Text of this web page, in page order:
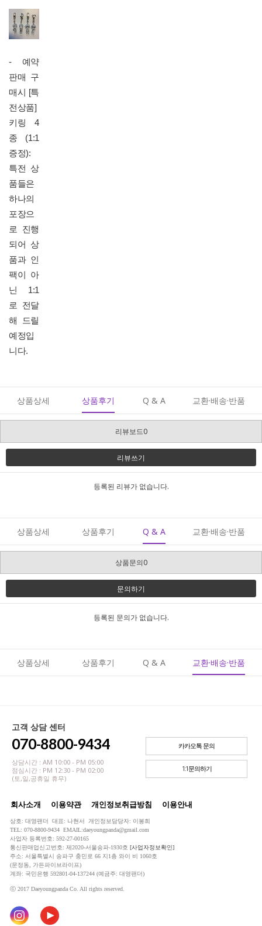
- 예약
판매 구
매시 [특
전상품]
키링 4
종 (1:1
증정):
특전 상
품들은
하나의
포장으
로 진행
되어 상
품과 인
팩이 아
닌 1:1
로 전달
해 드릴
예정입
니다.
상품상세 상품후기 Q & A 교환·배송·반품
리뷰보드0
리뷰쓰기
등록된 리뷰가 없습니다.
상품상세 상품후기 Q & A 교환·배송·반품
상품문의0
문의하기
등록된 문의가 없습니다.
상품상세 상품후기 Q & A 교환·배송·반품
고객 상담 센터
070-8800-9434
상담시간 : AM 10:00 - PM 05:00
점심시간 : PM 12:30 - PM 02:00
(토,일,공휴일 휴무)
카카오톡 문의
1:1문의하기
회사소개 이용약관 개인정보취급방침 이용안내
상호: 대영팬더 대표: 나현서 개인정보담당자: 이봉희
TEL: 070-8800-9434 EMAIL:daeyoungpanda@gmail.com
사업자 등록번호: 592-27-00165
통신판매업신고번호: 제2020-서울송파-1930호 [사업자정보확인]
주소: 서울특별시 송파구 충민로 66 지1층 와이 비 1060호
(문정동, 가든파이브라이프)
계좌: 국민은행 592801-04-137244 (예금주: 대영팬더)
ⓒ 2017 Daeyoungpanda Co. All rights reserved.